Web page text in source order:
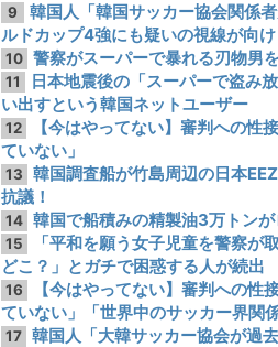
9
韓国人「韓国サッカー協会関係
ルドカップ4強にも疑いの視線が向け
10 警察がスーパーで暴れる刃物男
11
日本地震後の「スーパーで盗み
い出すという韓国ネットユーザー
12
【今はやってない】審判への
ていない」
13
韓国調査船が竹島周辺の日本
抗議！
14 韓国で船積みの精製油3万トン
15
「平和を願う女子児童を警察
どこ？」とガチで困惑する人が続出
16
【今はやってない】審判への
ていない」「世界中のサッカー界関
17 韓国人「大韓サッカー協会が過